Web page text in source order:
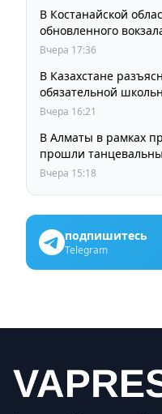
В Костанайской
обновленного
Вчера 17:36
В Казахстане
обязательной
Вчера 16:21
В Алматы в рамках
прошли
Your Style
Вчера 15:18
подпишитесь
Telegram